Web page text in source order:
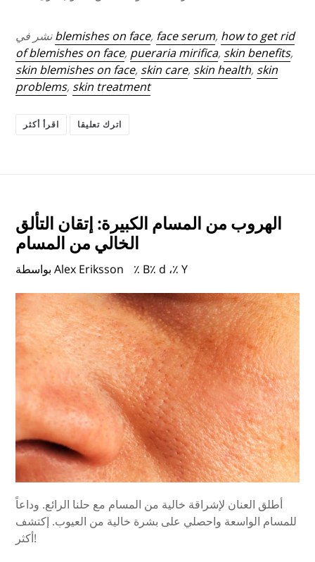
نشر فيblemishes on face, face serum, how to get rid
of blemishes on face, pueraria mirifica, skin benefits,
skin blemishes on face, skin care, skin health, skin
problems, skin treatment
اقرأ أكثر اترك تعليقا
الهروب من المسام الكبيرة: إتقان التألق
الخالي من المسام
بواسطة Alex Eriksson ٪ B٪ d ،٪ Y
أطلق العنان لإشراقة خالية من المسام مع حلنا الرائع. وداعاً
للمسام الواسعة واحصلي على بشرة خالية من العيوب. إكتشف
أكثر!